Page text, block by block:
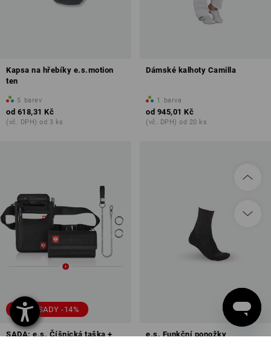
Kapsa na hřebíky e.s.motion
ten
5 barev
od 618,31 Kč
(vč. DPH) od 3 ks
Dámské kalhoty Camilla
1 barva
od 945,01 Kč
(vč. DPH) od 20 ks
CENA SADY -14%
SADA: e.s. Číšnická taška +
e.s. Funkční ponožky